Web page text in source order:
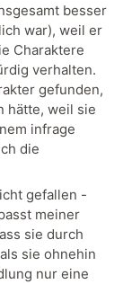
besser
war), weil er
Charaktere
verhalten.
gefunden,
hätte, weil sie
infrage
die
gefallen -
meiner
sie durch
sie ohnehin
nur eine